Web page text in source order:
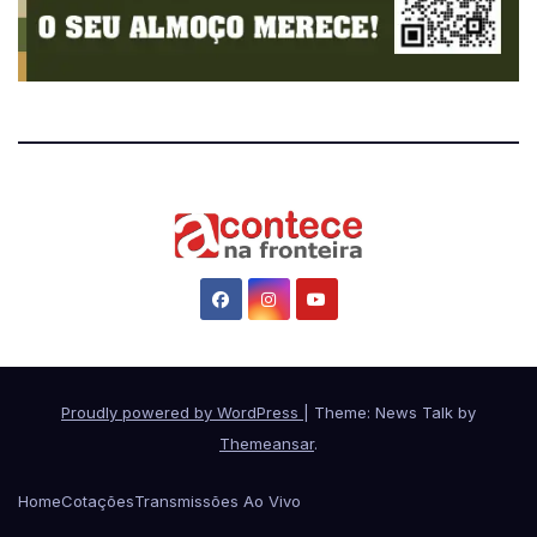
Proudly powered by WordPress
Theme: News Talk by
Themeansar.
HomeCotaçõesTransmissões Ao Vivo